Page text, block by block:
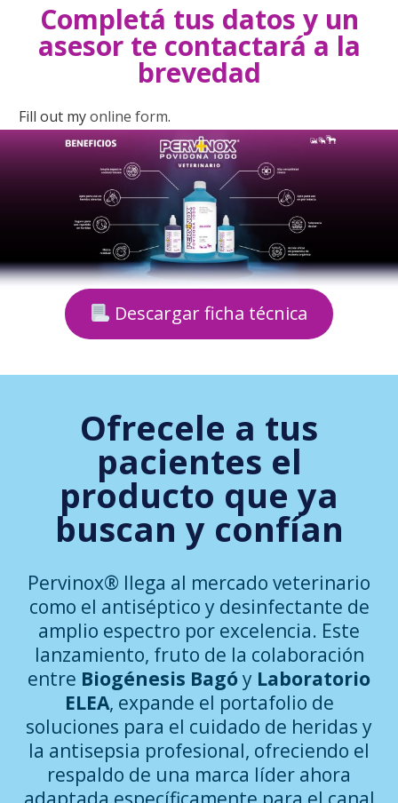
Completá tus datos y un
asesor te contactará a la
brevedad
Fill out myonline form.
Descargar ficha técnica
Ofrecele a tus
pacientes el
producto que ya
buscan y confían
Pervinox® llega al mercado veterinario
como el antiséptico y desinfectante de
amplio espectro por excelencia. Este
lanzamiento, fruto de la colaboración
entre Biogénesis Bagóy Laboratorio
ELEA, expande el portafolio de
soluciones para el cuidado de heridas y
la antisepsia profesional, ofreciendo el
respaldo de una marca líder ahora